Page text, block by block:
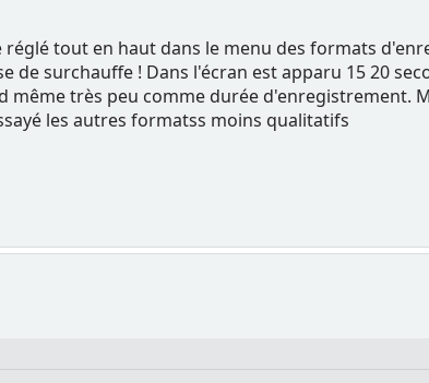
réglé tout en haut dans le menu des formats
surchauffe ! Dans l'écran est apparu 15 20
très peu comme durée d'enregistrement.
les autres formatss moins qualitatifs